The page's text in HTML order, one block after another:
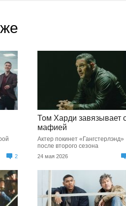
2
Том Харди завязывает
мафией
Актер покинет «Гангстерлэнд»
после второго сезона
24 мая 2026